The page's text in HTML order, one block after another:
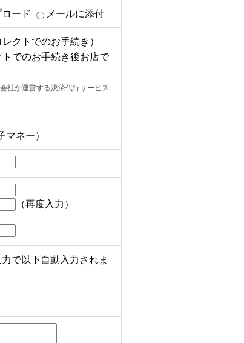
ード メールに添付
クトでのお手続き）
でのお手続き後お店で
社が運営する決済代行サービス
ネー）
（再度入力）
力で以下自動入力されま